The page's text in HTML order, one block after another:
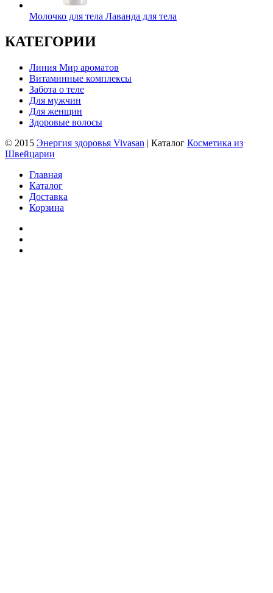
Молочко для тела Лаванда для тела
КАТЕГОРИИ
Линия Мир ароматов
Витаминные комплексы
Забота о теле
Для мужчин
Для женщин
Здоровые волосы
© 2015 Энергия здоровья Vivasan | Каталог Косметика из
Швейцарии
Главная
Каталог
Доставка
Корзина